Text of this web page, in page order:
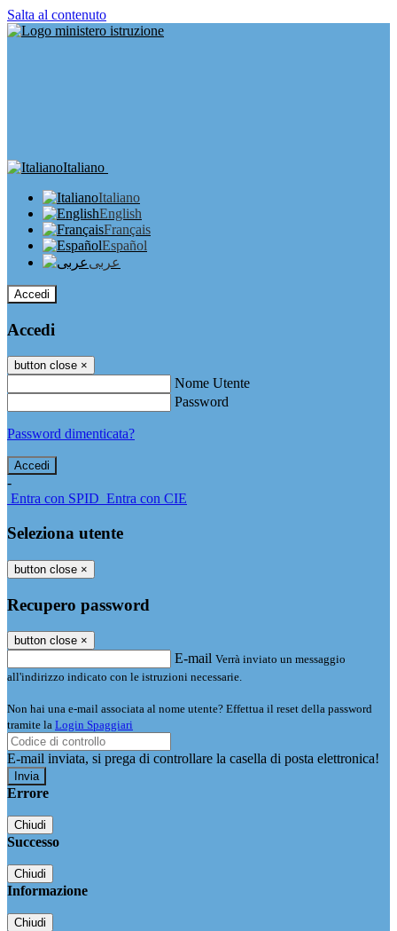
Salta al contenuto
Italiano
Italiano
English
Français
Español
عربى
Accedi
Accedi
button close ×
Nome Utente
Password
Password dimenticata?
-
Entra con SPID Entra con CIE
Seleziona utente
button close ×
Recupero password
button close ×
E-mail Verrà inviato un messaggio
all'indirizzo indicato con le istruzioni necessarie.
Non hai una e-mail associata al nome utente? Effettua il reset della password
tramite la Login Spaggiari
E-mail inviata, si prega di controllare la casella di posta elettronica!
Errore
Chiudi
Successo
Chiudi
Informazione
Chiudi